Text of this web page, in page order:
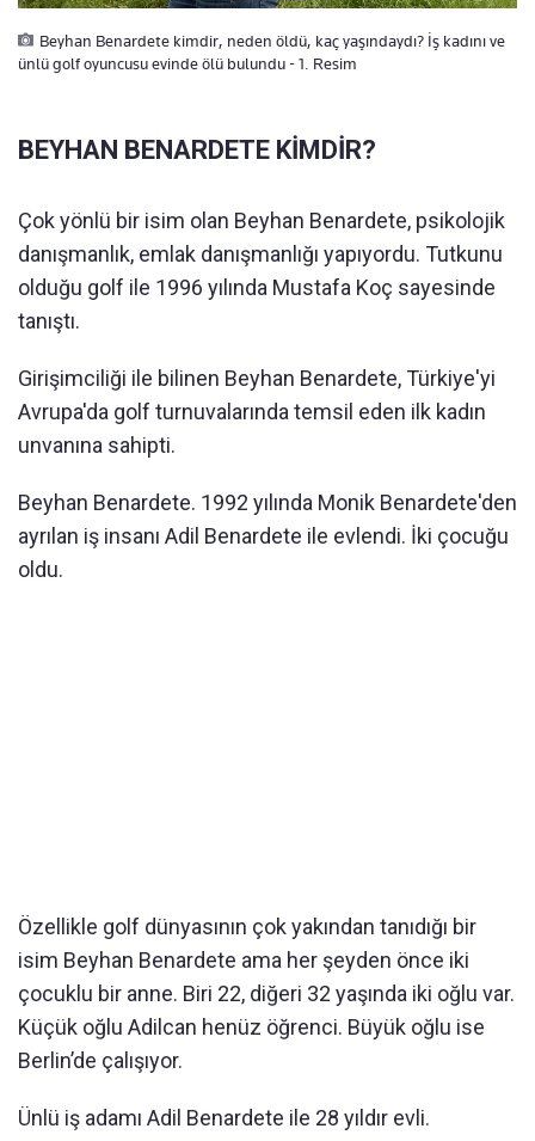
Beyhan Benardete kimdir, neden öldü, kaç yaşındaydı? İş kadını ve
ünlü golf oyuncusu evinde ölü bulundu - 1. Resim
BEYHAN BENARDETE KİMDİR?
Çok yönlü bir isim olan Beyhan Benardete, psikolojik
danışmanlık, emlak danışmanlığı yapıyordu. Tutkunu
olduğu golf ile 1996 yılında Mustafa Koç sayesinde
tanıştı.
Girişimciliği ile bilinen Beyhan Benardete, Türkiye'yi
Avrupa'da golf turnuvalarında temsil eden ilk kadın
unvanına sahipti.
Beyhan Benardete. 1992 yılında Monik Benardete'den
ayrılan iş insanı Adil Benardete ile evlendi. İki çocuğu
oldu.
Özellikle golf dünyasının çok yakından tanıdığı bir
isim Beyhan Benardete ama her şeyden önce iki
çocuklu bir anne. Biri 22, diğeri 32 yaşında iki oğlu var.
Küçük oğlu Adilcan henüz öğrenci. Büyük oğlu ise
Berlin’de çalışıyor.
Ünlü iş adamı Adil Benardete ile 28 yıldır evli.